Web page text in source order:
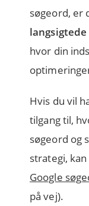
søgeord, er
hvor din
Hvis du vil
tilgang til,
søgeord og
strategi,
Google
på vej).